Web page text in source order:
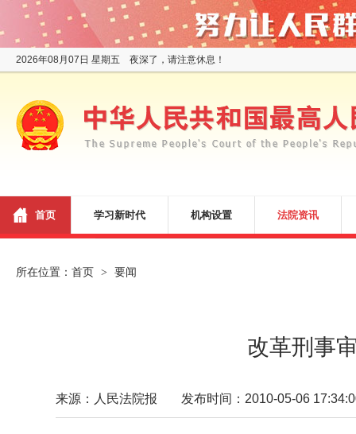
2026年08月07日 星期五 夜深了，请注意休息！
首页 学习新时代 机构设置 法院资讯
所在位置： 首页 > 要闻
改革刑事
来源：人民法院报 发布时间：2010-05-06